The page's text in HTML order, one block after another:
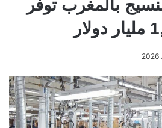
بالمغرب توفر